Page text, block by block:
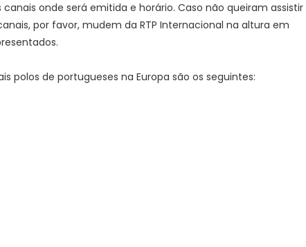
onde será emitida e horário. Caso não queiram assistir
por favor, mudem da RTP Internacional na altura em
polos de portugueses na Europa são os seguintes: